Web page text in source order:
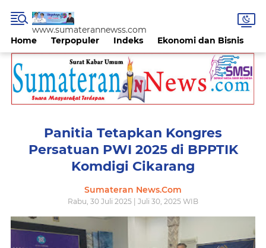
Home Terpopuler Indeks Ekonomi dan Bisnis
www.sumaterannewss.com
Panitia Tetapkan Kongres
Persatuan PWI 2025 di BPPTIK
Komdigi Cikarang
Sumateran News.Com
Rabu, 30 Juli 2025 | Juli 30, 2025 WIB